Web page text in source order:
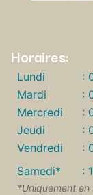
Horaires:
Lundi
:
Mardi
:
Mercredi
:
Jeudi
:
Vendredi
:
Samedi*
:
*Uniquement en